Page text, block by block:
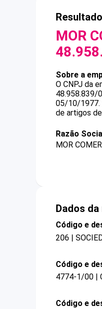
MOR
Sobre a
O CNPJ da
48.958.839/
05/10/1977.
de artigos
Razão
MOR
Dados
Código e
206 |
Código e
4774-1/00 |
Código e